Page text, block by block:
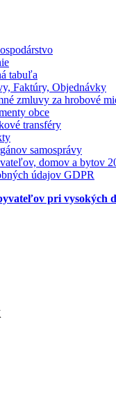
tabuľa
Faktúry, Objednávky
zmluvy za hrobové
obce
transféry
samosprávy
domov a bytov
údajov GDPR
pri vysokých